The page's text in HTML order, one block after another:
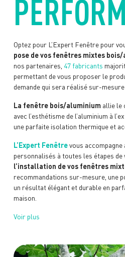
Optez pour L’Expert Fenêtre pour
pose de vos fenêtres mixtes bois/
nos partenaires, 47 fabricants
permettant de vous proposer le
demande qui sera réalisé sur-
La fenêtre bois/aluminiumallie le
avec l’esthétisme de l’aluminium à
une parfaite isolation thermique et
L’Expert Fenêtrevous accompagne
personnalisés à toutes les étapes de
l’installation de vos fenêtres
recommandations sur-mesure, une
un résultat élégant et durable en
maison.
Voir plus